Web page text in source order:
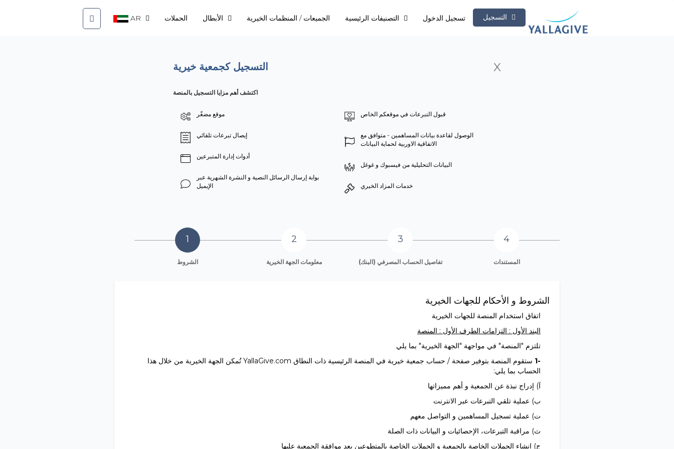
AR الحملات الجميعات / المنظمات الخيرية تسجيل الدخول
التسجيل كجمعية خيرية X
اكتشف أهم مزايا التسجيل بالمنصة
موقع مضغّر
إيصال تبرعات تلقائي
أدوات إدارة المتبرعين
بوابة إرسال الرسائل النصية و النشرة الشهرية عبر
الإيميل
قبول التبرعات في موقعكم الخاص
الوصول لقاعدة بيانات المساهمين - متوافق مع
الاتفاقية الاوربية لحماية البيانات
البيانات التحليلية من فيسبوك و غوغل
خدمات المزاد الخيري
الشروط معلومات الجهة الخيرية تفاصيل الحساب المصرفي (البنك) المستندات
الشروط و الأحكام للجهات الخيرية
اتفاق استخدام المنصة للجهات الخيرية
البند الأول : التزامات الطرف الأول : المنصة
تلتزم "المنصة" في مواجهة "الجهة الخيرية" بما يلي
1- ستقوم المنصة بتوفير صفحة / حساب جمعية خيرية في المنصة الرئيسية ذات النطاق YallaGive.comتُمكن الجهة الخيرية من خلال هذا
الحساب بما يلي:
آ) إدراج نبذة عن الجمعية و أهم مميزاتها
ب) عملية تلقي التبرعات عبر الانترنت
ت) عملية تسجيل المساهمين و التواصل معهم
ث) مراقبة التبرعات، الإحصائيات و البيانات ذات الصلة
ج) إنشاء الحملات الخاصة بالجمعية و الحملات الخاصة بالمتطوعين بعد موافقة الجمعية عليها